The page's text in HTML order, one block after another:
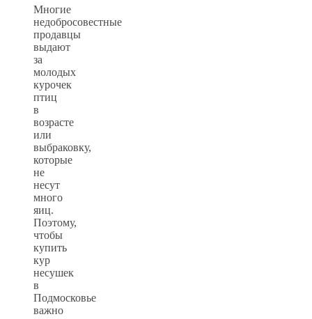
Многие
недобросовестные
продавцы
выдают
за
молодых
курочек
птиц
в
возрасте
или
выбраковку,
которые
не
несут
много
яиц.
Поэтому,
чтобы
купить
кур
несушек
в
Подмосковье
важно